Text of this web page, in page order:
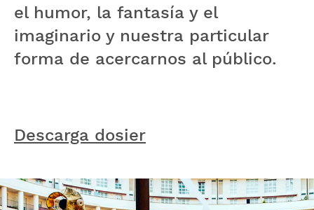
el humor, la fantasía y el
imaginario y nuestra particular
forma de acercarnos al público.
Descarga dosier